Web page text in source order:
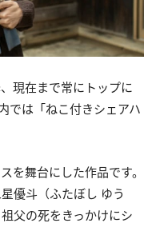
現在まで常にトップに
では「ねこ付きシェアハ
を舞台にした作品です。
優斗（ふたぼし ゆう
父の死をきっかけにシ